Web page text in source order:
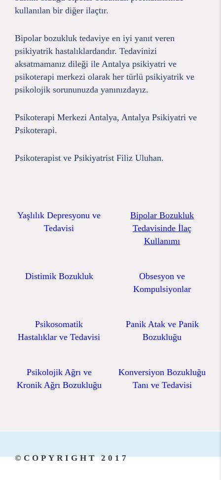
kullanılan bir diğer ilaçtır.
Bipolar bozukluk tedaviye en iyi yanıt veren
psikiyatrik hastalıklardandır. Tedavinizi
aksatmamanız dileği ile Antalya psikiyatri ve
psikoterapi merkezi olarak her türlü psikiyatrik ve
psikolojik sorununuzda yanınızdayız.
Psikoterapi Merkezi Antalya, Antalya Psikiyatri ve
Psikoterapi.
Psikoterapist ve Psikiyatrist Filiz Uluhan.
Yaşlılık Depresyonu ve
Tedavisi
Bipolar Bozukluk
Tedavisinde İlaç
Kullanımı
Distimik Bozukluk
Obsesyon ve
Kompulsiyonlar
Psikosomatik
Hastalıklar ve Tedavisi
Panik Atak ve Panik
Bozukluğu
Psikolojik Ağrı ve
Kronik Ağrı Bozukluğu
Konversiyon Bozukluğu
Tanı ve Tedavisi
©COPYRIGHT 2017